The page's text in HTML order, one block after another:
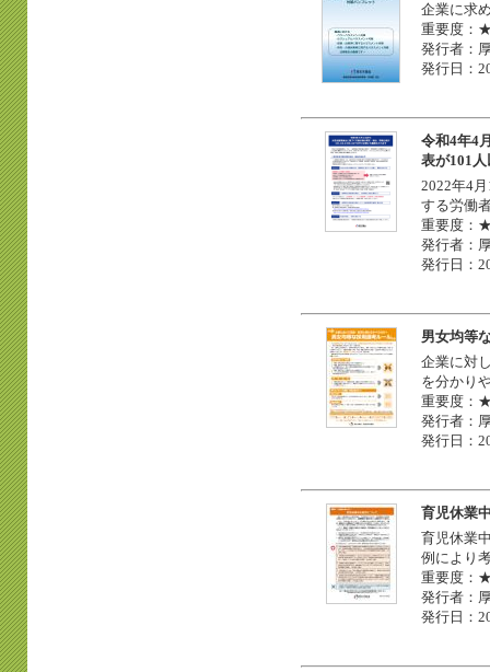
企業に求
重要度
発行者：
発行日：
令和4年4
表が101
2022年4
する労働
重要度
発行者：
発行日：
男女均等
企業に対
を分かり
重要度
発行者：
発行日：
育児休業
育児休業
例により
重要度
発行者：
発行日：